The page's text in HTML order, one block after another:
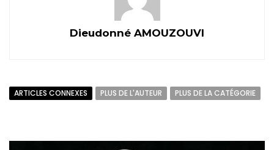
Dieudonné AMOUZOUVI
ARTICLES CONNEXES PLUS DE L'AUTEUR PLUS DE LA CATÉGORIE